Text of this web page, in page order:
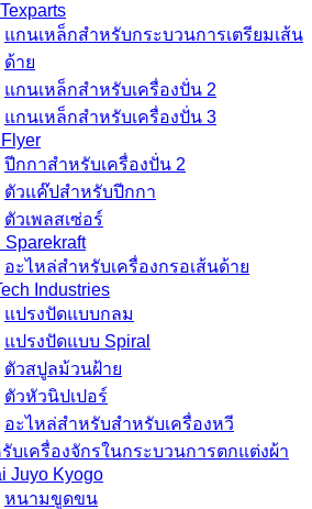
แกนเหล็กสำหรับกระบวนการเตรียมเส้น
ด้าย
แกนเหล็กสำหรับเครื่องปั่น 2
แกนเหล็กสำหรับเครื่องปั่น 3
ปีกกาสำหรับเครื่องปั่น 2
ตัวแค๊ปสำหรับปีกกา
ตัวเพลสเซ่อร์
Sparekraft
อะไหล่สำหรับเครื่องกรอเส้นด้าย
Industries
แปรงปัดแบบกลม
แปรงปัดแบบ Spiral
ตัวสปูลม้วนฝ้าย
ตัวหัวนิปเปอร์
อะไหล่สำหรับสำหรับเครื่องหวี
บเครื่องจักรในกระบวนการตกแต่งผ้า
Juyo Kyogo
หนามขูดขน